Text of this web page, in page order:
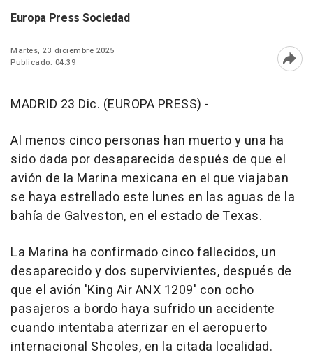
Europa Press Sociedad
Martes, 23 diciembre 2025
Publicado: 04:39
MADRID 23 Dic. (EUROPA PRESS) -
Al menos cinco personas han muerto y una ha
sido dada por desaparecida después de que el
avión de la Marina mexicana en el que viajaban
se haya estrellado este lunes en las aguas de la
bahía de Galveston, en el estado de Texas.
La Marina ha confirmado cinco fallecidos, un
desaparecido y dos supervivientes, después de
que el avión 'King Air ANX 1209' con ocho
pasajeros a bordo haya sufrido un accidente
cuando intentaba aterrizar en el aeropuerto
internacional Shcoles, en la citada localidad.